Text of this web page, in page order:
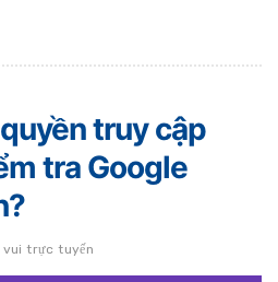
truy cập
tra Google
vui trực tuyến